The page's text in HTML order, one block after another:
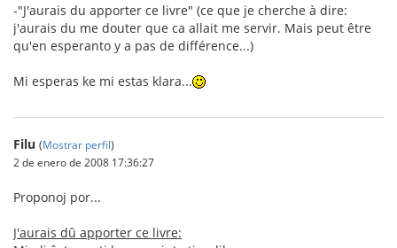
-"J'aurais du apporter ce livre" (ce que je cherche à dire:
j'aurais du me douter que ca allait me servir. Mais peut être
qu'en esperanto y a pas de différence...)
Mi esperas ke mi estas klara...
Filu (Mostrar perfil)
2 de enero de 2008 17:36:27
Proponoj por...
J'aurais dû apporter ce livre: